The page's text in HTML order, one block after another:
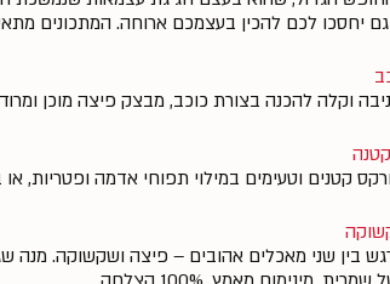
יחסכו לכם להכין בעצמכם ארוחה. המתכונים
וקלה להכנה בצורת כוכב, מבצק פיצה מוכן
קטנים וטעימים במילוי תפוחי אדמה ופטריות,
בין שני מאכלים אהובים – פיצה ושקשוקה. מנה